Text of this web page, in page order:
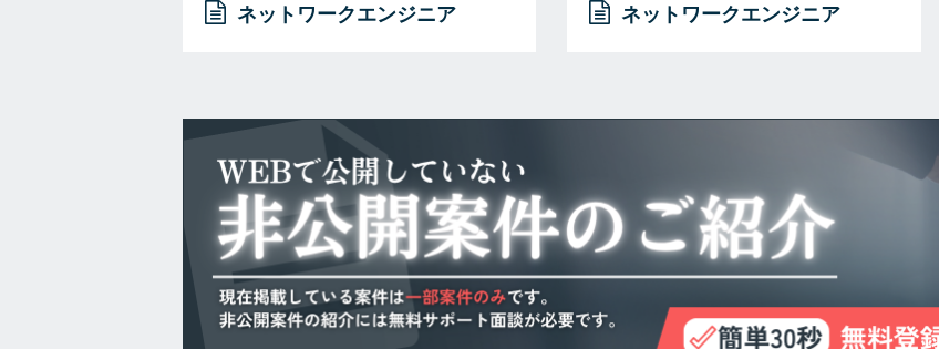
ネットワークエンジニア ネットワークエンジニア